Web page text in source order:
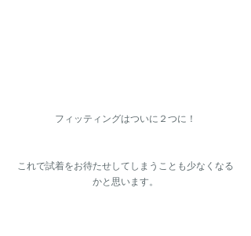
フィッティングはついに２つに！
これで試着をお待たせしてしまうことも少なくなる
かと思います。